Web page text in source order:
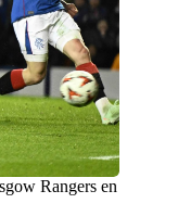
Rangers en